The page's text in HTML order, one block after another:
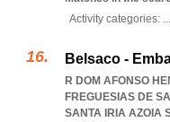
Activity categories: ...
Belsaco -
R DOM AFONSO
FREGUESIAS DE
SANTA IRIA AZOIA